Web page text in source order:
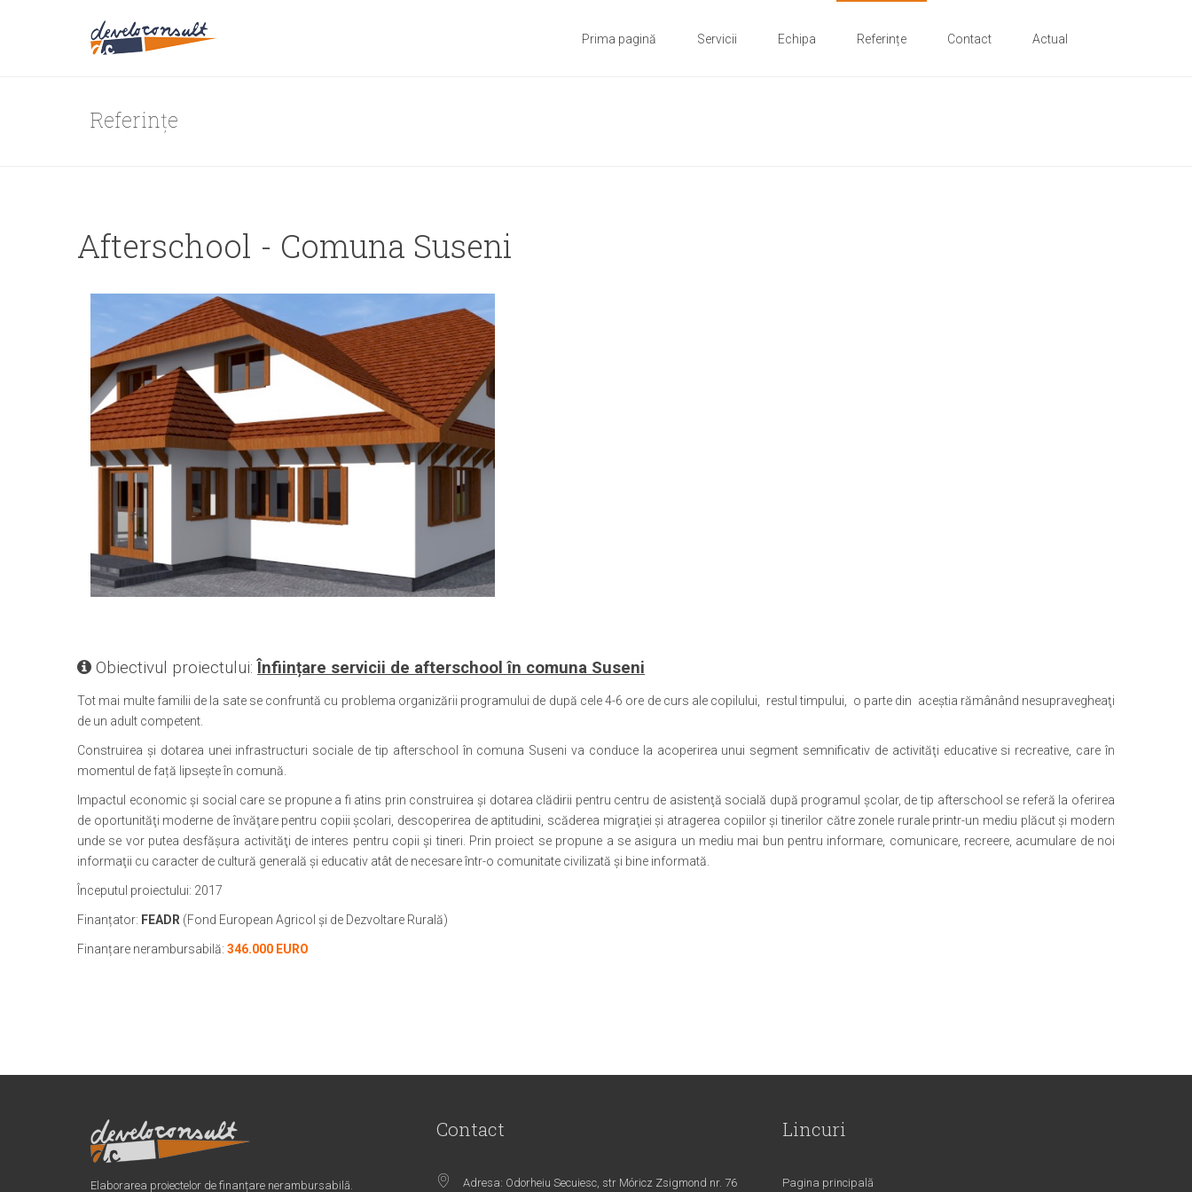
Prima pagină Servicii Echipa Referințe Contact Actual
Referințe
Afterschool - Comuna Suseni
Obiectivul proiectului: Înființare servicii de afterschool în comuna Suseni
Tot mai multe familii de la sate se confruntă cu problema organizării programului de după cele 4-6 ore de curs ale copilului, restul timpului, o parte din aceştia rămânând nesupravegheaţi
de un adult competent.
Construirea şi dotarea unei infrastructuri sociale de tip afterschool în comuna Suseni va conduce la acoperirea unui segment semnificativ de activităţi educative si recreative, care în
momentul de față lipsește în comună.
Impactul economic și social care se propune a fi atins prin construirea şi dotarea clădirii pentru centru de asistenţă socială după programul şcolar, de tip afterschool se referă la oferirea
de oportunităţi moderne de învăţare pentru copiii şcolari, descoperirea de aptitudini, scăderea migraţiei şi atragerea copiilor şi tinerilor către zonele rurale printr-un mediu plăcut şi modern
unde se vor putea desfăşura activităţi de interes pentru copii şi tineri. Prin proiect se propune a se asigura un mediu mai bun pentru informare, comunicare, recreere, acumulare de noi
informaţii cu caracter de cultură generală și educativ atât de necesare într-o comunitate civilizată şi bine informată.
Începutul proiectului: 2017
Finanțator: FEADR (Fond European Agricol și de Dezvoltare Rurală)
Finanțare nerambursabilă: 346.000 EURO
Elaborarea proiectelor de finanțare nerambursabilă.
Contact
Adresa: Odorheiu Secuiesc, str Móricz Zsigmond nr. 76
Lincuri
Pagina principală